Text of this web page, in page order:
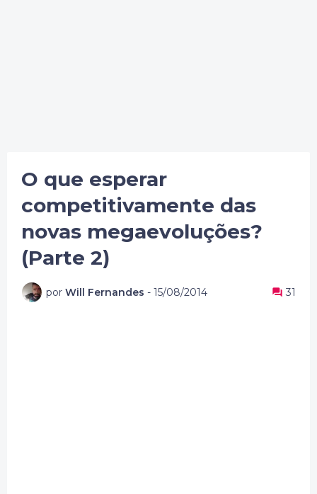
O que esperar
competitivamente das
novas megaevoluções?
(Parte 2)
por Will Fernandes - 15/08/2014 31